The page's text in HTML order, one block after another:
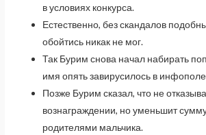
в условиях конкурса.
Естественно, без скандалов
обойтись никак не мог.
Так Бурим снова начал набирать
имя опять завирусилось в
Позже Бурим сказал, что не
вознаграждении, но уменьшит
родителями мальчика.